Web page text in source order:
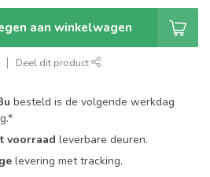
aan winkelwagen
Deel dit product
besteld is de volgende werkdag
voorraad leverbare deuren.
levering met tracking.